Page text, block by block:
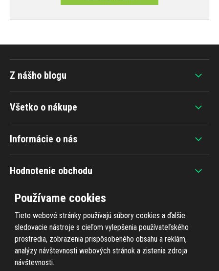
Všetko o nákupe
Informácie o nás
Hodnotenie obchodu
+420 607 383 838
Z nášho blogu
Používame cookies
Tieto webové stránky používajú súbory cookies a ďalšie
sledovacie nástroje s cieľom vylepšenia používateľského
prostredia, zobrazenia prispôsobeného obsahu a reklám,
analýzy návštevnosti webových stránok a zistenia zdroja
návštevnosti.